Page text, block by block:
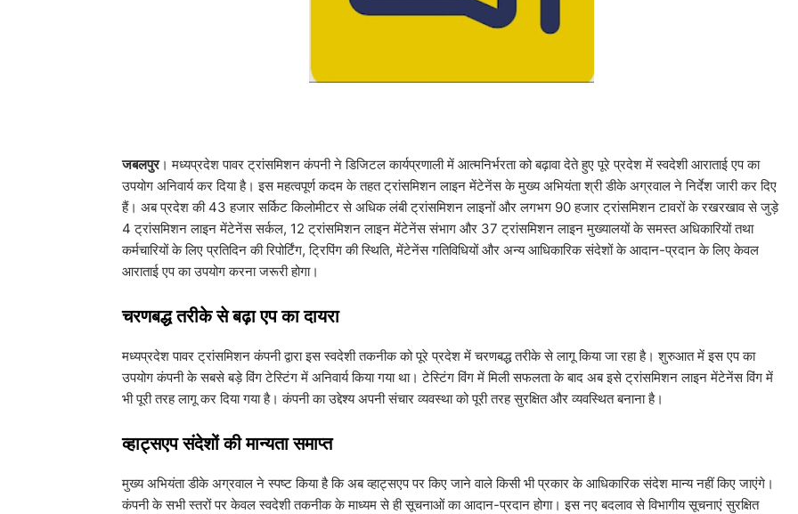
जबलपुर। मध्यप्रदेश पावर ट्रांसमिशन कंपनी ने डिजिटल कार्यप्रणाली में आत्मनिर्भरता को बढ़ावा देते हुए पूरे प्रदेश में स्वदेशी आराताई एप का
उपयोग अनिवार्य कर दिया है। इस महत्वपूर्ण कदम के तहत ट्रांसमिशन लाइन मेंटेनेंस के मुख्य अभियंता श्री डीके अग्रवाल ने निर्देश जारी कर दिए
हैं। अब प्रदेश की 43 हजार सर्किट किलोमीटर से अधिक लंबी ट्रांसमिशन लाइनों और लगभग 90 हजार ट्रांसमिशन टावरों के रखरखाव से जुड़े
4 ट्रांसमिशन लाइन मेंटेनेंस सर्कल, 12 ट्रांसमिशन लाइन मेंटेनेंस संभाग और 37 ट्रांसमिशन लाइन मुख्यालयों के समस्त अधिकारियों तथा
कर्मचारियों के लिए प्रतिदिन की रिपोर्टिंग, ट्रिपिंग की स्थिति, मेंटेनेंस गतिविधियों और अन्य आधिकारिक संदेशों के आदान-प्रदान के लिए केवल
आराताई एप का उपयोग करना जरूरी होगा।
​चरणबद्ध तरीके से बढ़ा एप का दायरा
​मध्यप्रदेश पावर ट्रांसमिशन कंपनी द्वारा इस स्वदेशी तकनीक को पूरे प्रदेश में चरणबद्ध तरीके से लागू किया जा रहा है। शुरुआत में इस एप का
उपयोग कंपनी के सबसे बड़े विंग टेस्टिंग में अनिवार्य किया गया था। टेस्टिंग विंग में मिली सफलता के बाद अब इसे ट्रांसमिशन लाइन मेंटेनेंस विंग में
भी पूरी तरह लागू कर दिया गया है। कंपनी का उद्देश्य अपनी संचार व्यवस्था को पूरी तरह सुरक्षित और व्यवस्थित बनाना है।
​व्हाट्सएप संदेशों की मान्यता समाप्त
​मुख्य अभियंता डीके अग्रवाल ने स्पष्ट किया है कि अब व्हाट्सएप पर किए जाने वाले किसी भी प्रकार के आधिकारिक संदेश मान्य नहीं किए जाएंगे।
कंपनी के सभी स्तरों पर केवल स्वदेशी तकनीक के माध्यम से ही सूचनाओं का आदान-प्रदान होगा। इस नए बदलाव से विभागीय सूचनाएं सुरक्षित